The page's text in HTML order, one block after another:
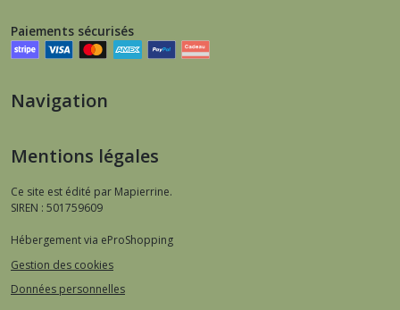
Paiements sécurisés
Navigation
Mentions légales
Ce site est édité par Mapierrine.
SIREN : 501759609
Hébergement via eProShopping
Gestion des cookies
Données personnelles